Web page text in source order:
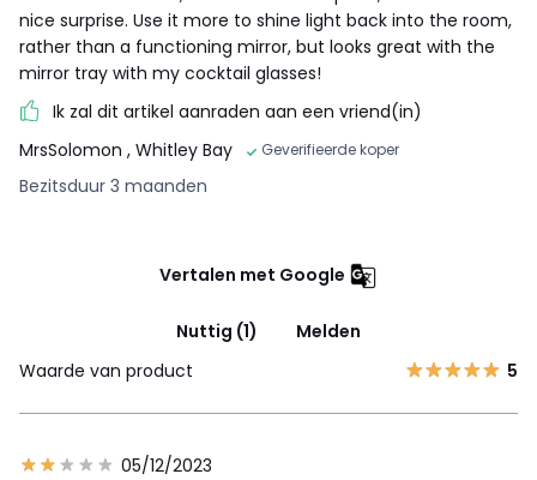
nice surprise. Use it more to shine light back into the room,
rather than a functioning mirror, but looks great with the
mirror tray with my cocktail glasses!
Ik zal dit artikel aanraden aan een vriend(in)
MrsSolomon , Whitley Bay Geverifieerde koper
Bezitsduur 3 maanden
Vertalen met Google
Nuttig (1)
Melden
Waarde van product
5
05/12/2023